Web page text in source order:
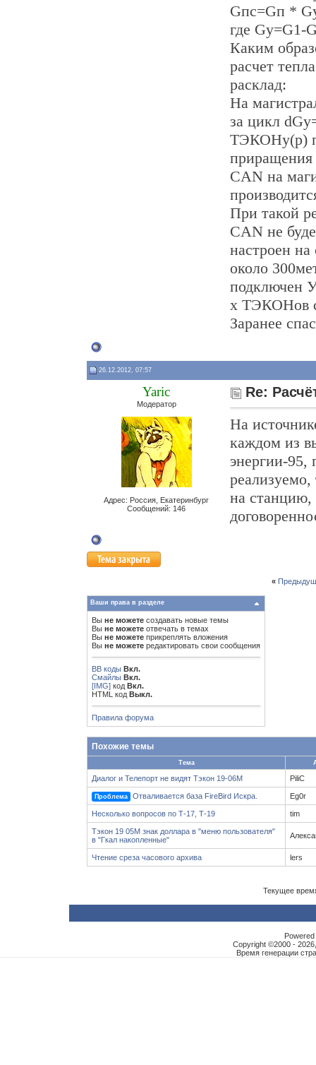
Gпc=Gп *
где Gу=G1-
Каким
расчет
расклад:
На
за цикл
ТЭКОНу(р)
приращения
CAN на
При такой
CAN не
настроен
около
подключен
х ТЭКОНов
Заранее
26.12.2012, 07:57
Yaric
Модератор
Адрес: Россия, Екатеринбург
Сообщений: 146
Re:
На
каждом из
энергии-95,
на станцию,
«
Ваши права в разделе
Вы не можете создавать новые темы
Вы не можете отвечать в темах
Вы не можете прикреплять вложения
Вы не можете редактировать свои сообщения
BB коды Вкл.
Смайлы Вкл.
[IMG] код Вкл.
HTML код Выкл.
Правила форума
Похожие темы
Тема
Диалог и Телепорт не видят Тэкон 19-06М PiliC
Проблема Отваливается база FireBird Искра. Eg0r
Несколько вопросов по Т-17, Т-19 tim
Тэкон 19 05М знак доллара в "меню пользователя"
в "Гкал накопленные"
Чтение среза часового архива lers
Текущее
Copyright ©2000 -
Время генерации